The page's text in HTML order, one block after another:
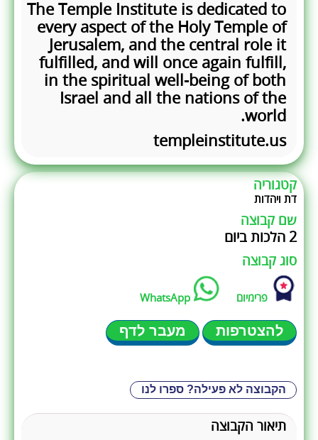
The Temple Institute is dedicated to
every aspect of the Holy Temple of
Jerusalem, and the central role it
fulfilled, and will once again fulfill,
in the spiritual well-being of both
Israel and all the nations of the
world.
templeinstitute.us
קטגוריה
דת ויהדות
שם קבוצה
2 הלכות ביום
סוג קבוצה
פרימיום WhatsApp
להצטרפות מעבר לדף
הקבוצה לא פעילה? ספרו לנו
תיאור הקבוצה